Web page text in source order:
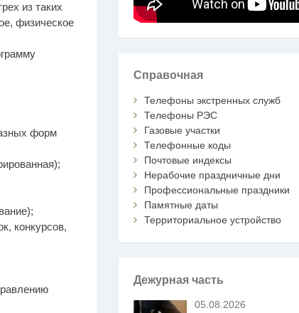
из таких
физическое
форм
конкурсов,
Справочная
Телефоны экстренных служб
Телефоны РЭС
Газовые участки
Телефонные коды
Почтовые индексы
Нерабочие праздничные дни
Профессиональные праздники
Памятные даты
Территориальное устройство
Дежурная часть
05.08.2026